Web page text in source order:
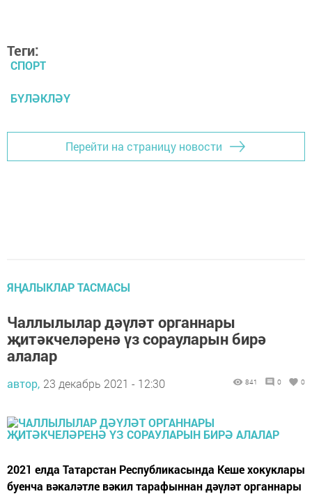
Теги:
СПОРТ
БҮЛӘКЛӘҮ
Перейти на страницу новости
ЯҢАЛЫКЛАР ТАСМАСЫ
Чаллылылар дәүләт органнары
җитәкчеләренә үз сорауларын бирә
алалар
автор, 23 декабрь 2021 - 12:30 841 0 0
2021 елда Татарстан Республикасында Кеше хокуклары
буенча вәкаләтле вәкил тарафыннан дәүләт органнары